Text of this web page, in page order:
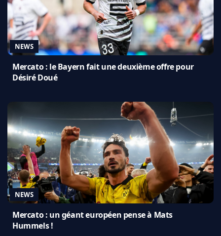
NEWS
Mercato : le Bayern fait une deuxième offre pour
Désiré Doué
NEWS
Mercato : un géant européen pense à Mats
Hummels !